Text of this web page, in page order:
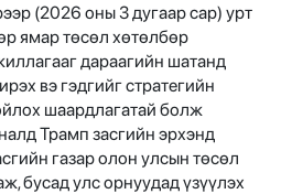
(2026 оны 3 дугаар сар) урт
ямар төсөл хөтөлбөр
дараагийн шатанд
вэ гэдгийг стратегийн
шаардлагатай болж
Трамп засгийн эрхэнд
газар олон улсын төсөл
бусад улс орнуудад үзүүлэх